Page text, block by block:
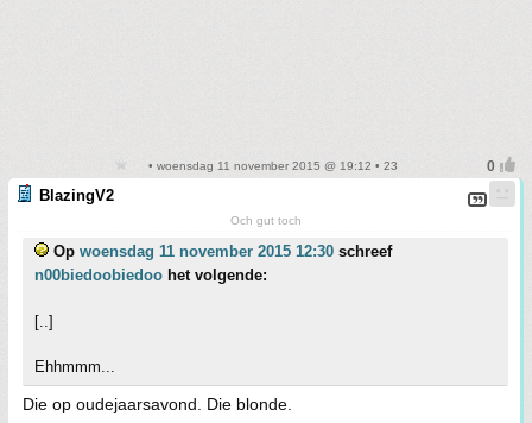
• woensdag 11 november 2015 @ 19:12 • 23
BlazingV2
Och gut toch
Op woensdag 11 november 2015 12:30 schreef
n00biedoobiedoo het volgende:
[..]
Ehhmmm...
Die op oudejaarsavond. Die blonde.